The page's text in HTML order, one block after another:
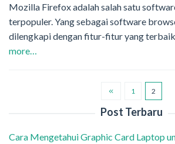
Mozilla Firefox adalah salah satu
terpopuler. Yang sebagai software
dilengkapi dengan fitur-fitur yang
more…
1 2
Post Terbaru
Cara Mengetahui Graphic Card Laptop